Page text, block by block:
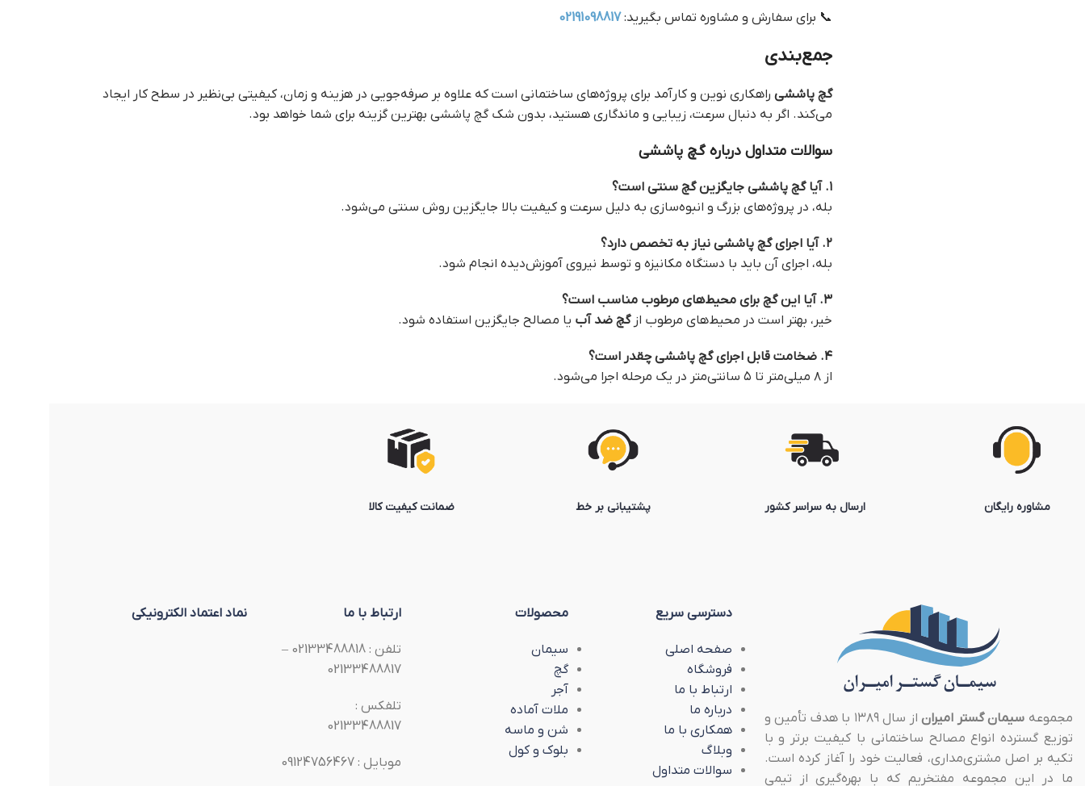
📞 برای سفارش و مشاوره تماس بگیرید:02191098817
جمع‌بندی
گچ پاششیراهکاری نوین و کارآمد برای پروژه‌های ساختمانی است که علاوه بر صرفه‌جویی در هزینه و زمان، کیفیتی بی‌نظیر در سطح کار ایجاد
می‌کند. اگر به دنبال سرعت، زیبایی و ماندگاری هستید، بدون شک گچ پاششی بهترین گزینه برای شما خواهد بود.
سوالات متداول درباره گچ پاششی
۱. آیا گچ پاششی جایگزین گچ سنتی است؟
بله، در پروژه‌های بزرگ و انبوه‌سازی به دلیل سرعت و کیفیت بالا جایگزین روش سنتی می‌شود.
۲. آیا اجرای گچ پاششی نیاز به تخصص دارد؟
بله، اجرای آن باید با دستگاه مکانیزه و توسط نیروی آموزش‌دیده انجام شود.
۳. آیا این گچ برای محیط‌های مرطوب مناسب است؟
خیر، بهتر است در محیط‌های مرطوب ازگچ ضد آب یا مصالح جایگزین استفاده شود.
۴. ضخامت قابل اجرای گچ پاششی چقدر است؟
از ۸ میلی‌متر تا ۵ سانتی‌متر در یک مرحله اجرا می‌شود.
مشاوره رایگان ارسال به سراسر کشور پشتیبانی بر خط ضمانت کیفیت کالا
مجموعه سیمان گستر امیران
از سال ۱۳۸۹ با هدف تأمین و
توزیع گسترده انواع مصالح ساختمانی با کیفیت برتر و با
تکیه بر اصل مشتری‌مداری، فعالیت خود را آغاز کرده است.
ما در این مجموعه مفتخریم که با بهره‌گیری از تیمی
دسترسی سریع
صفحه اصلی
فروشگاه
ارتباط با ما
درباره ما
همکاری با ما
وبلاگ
سوالات متداول
محصولات
سیمان
گچ
آجر
ملات آماده
شن و ماسه
بلوک و کول
ارتباط با ما
تلفن : 02133488818 –
02133488817
تلفکس :
02133488817
موبایل : 09124756467
نماد اعتماد الکترونیکی